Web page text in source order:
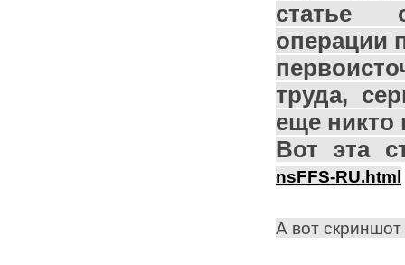
статье
операции
труда,
еще никто
Вот эта
nsFFS-RU.html
А вот